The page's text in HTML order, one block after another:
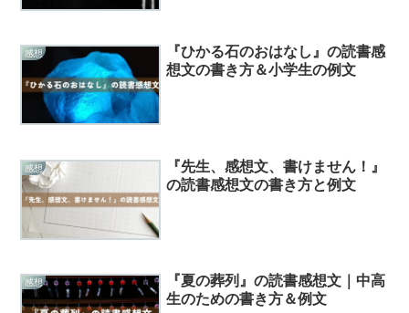
感想
『ひかる石のおはなし』の読書感
想文の書き方＆小学生の例文
感想
『先生、感想文、書けません！』
の読書感想文の書き方と例文
感想
『夏の葬列』の読書感想文｜中高
生のための書き方＆例文